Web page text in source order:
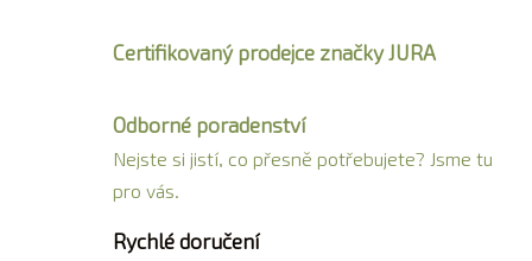
Certifikovaný prodejce značky JURA
Odborné poradenství
Nejste si jistí, co přesně potřebujete? Jsme tu
pro vás.
Rychlé doručení